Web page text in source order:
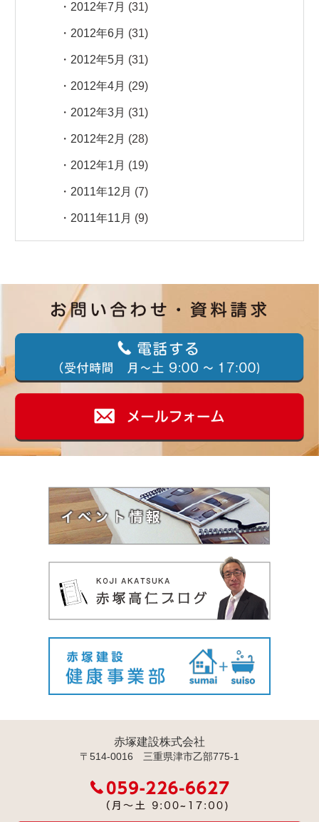
2012年7月 (31)
2012年6月 (31)
2012年5月 (31)
2012年4月 (29)
2012年3月 (31)
2012年2月 (28)
2012年1月 (19)
2011年12月 (7)
2011年11月 (9)
赤塚建設株式会社
〒514-0016 三重県津市乙部775-1